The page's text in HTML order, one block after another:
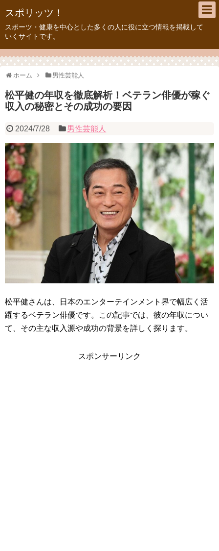
スポリッツ！
スポーツ・健康を中心とした多くの人に役に立つ情報を掲載して
いくサイトです。
ホーム 男性芸能人
松平健の年収を徹底解析！ベテラン俳優が稼ぐ
収入の秘密とその成功の要因
2024/7/28 男性芸能人
松平健さんは、日本のエンターテインメント界で幅広く活
躍するベテラン俳優です。この記事では、彼の年収につい
て、その主な収入源や成功の背景を詳しく探ります。
スポンサーリンク